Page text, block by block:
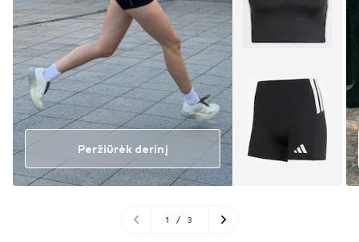
Peržiūrėk derinį
1 / 3